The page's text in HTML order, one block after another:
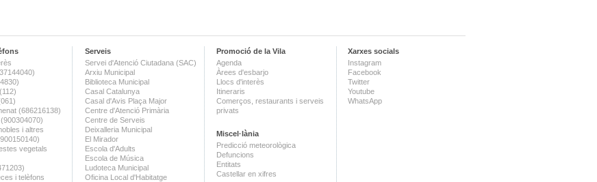
(686216138)
i altres
vegetals
i telèfons
Serveis
Servei d'Atenció Ciutadana (SAC)
Arxiu Municipal
Biblioteca Municipal
Casal Catalunya
Casal d'Avis Plaça Major
Centre d'Atenció Primària
Centre de Serveis
Deixalleria Municipal
El Mirador
Escola d'Adults
Escola de Música
Ludoteca Municipal
Oficina Local d'Habitatge
Promoció de la Vila
Agenda
Àrees d'esbarjo
Llocs d'interès
Itineraris
Comerços, restaurants i serveis
privats
Miscel·lània
Predicció meteorològica
Defuncions
Entitats
Castellar en xifres
Xarxes socials
Instagram
Facebook
Twitter
Youtube
WhatsApp